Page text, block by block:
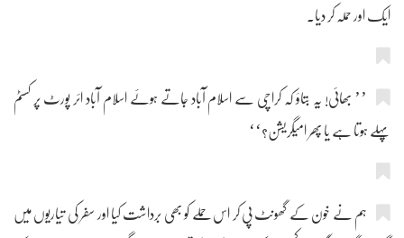
ایک اور حملہ کر دیا۔
’’ بھائی! یہ بتاؤ کہ کراچی سے اسلام آباد جاتے ہوئے اسلام آباد ائر پورٹ پر کسٹم
پہلے ہوتا ہے یا پھر امیگریشن؟‘‘
ہم نے خون کے گھونٹ پی کر اس حملے کو بھی برداشت کیا اور سفر کی تیاریوں میں